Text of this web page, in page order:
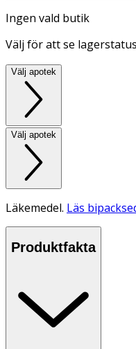
Ingen vald butik
Välj för att se lagerstatus
Välj apotek
Välj apotek
Läkemedel. Läs
Produktfakta